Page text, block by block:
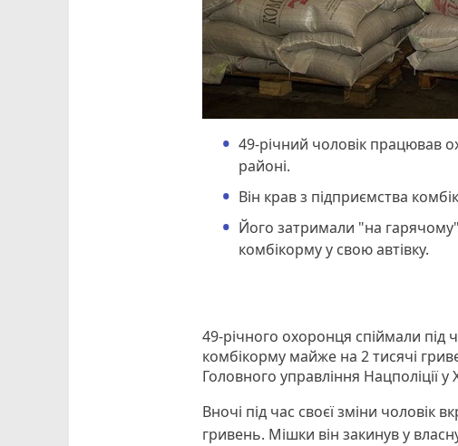
49-річний чоловік працював
районі.
Він крав з підприємства
Його затримали "на
комбікорму у свою автівку.
49-річного охоронця спіймали під
комбікорму майже на 2 тисячі
Головного управління Нацполіції
Вночі під час своєї зміни чоловік
гривень. Мішки він закинув у